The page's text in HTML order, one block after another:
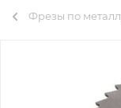
Фрезы по